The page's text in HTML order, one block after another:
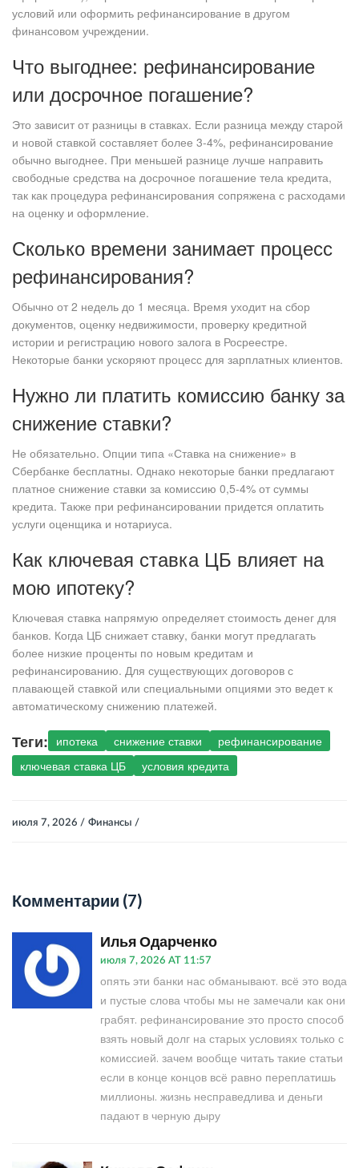
условий или оформить рефинансирование в другом
финансовом учреждении.
Что выгоднее: рефинансирование
или досрочное погашение?
Это зависит от разницы в ставках. Если разница между старой
и новой ставкой составляет более 3-4%, рефинансирование
обычно выгоднее. При меньшей разнице лучше направить
свободные средства на досрочное погашение тела кредита,
так как процедура рефинансирования сопряжена с расходами
на оценку и оформление.
Сколько времени занимает процесс
рефинансирования?
Обычно от 2 недель до 1 месяца. Время уходит на сбор
документов, оценку недвижимости, проверку кредитной
истории и регистрацию нового залога в Росреестре.
Некоторые банки ускоряют процесс для зарплатных клиентов.
Нужно ли платить комиссию банку за
снижение ставки?
Не обязательно. Опции типа «Ставка на снижение» в
Сбербанке бесплатны. Однако некоторые банки предлагают
платное снижение ставки за комиссию 0,5-4% от суммы
кредита. Также при рефинансировании придется оплатить
услуги оценщика и нотариуса.
Как ключевая ставка ЦБ влияет на
мою ипотеку?
Ключевая ставка напрямую определяет стоимость денег для
банков. Когда ЦБ снижает ставку, банки могут предлагать
более низкие проценты по новым кредитам и
рефинансированию. Для существующих договоров с
плавающей ставкой или специальными опциями это ведет к
автоматическому снижению платежей.
Теги: ипотека снижение ставки
рефинансирование
ключевая ставка ЦБ
условия кредита
июля 7, 2026 / Финансы /
Комментарии (7)
Илья Одарченко
июля 7, 2026 AT 11:57
опять эти банки нас обманывают. всё это вода
и пустые слова чтобы мы не замечали как они
грабят. рефинансирование это просто способ
взять новый долг на старых условиях только с
комиссией. зачем вообще читать такие статьи
если в конце концов всё равно переплатишь
миллионы. жизнь несправедлива и деньги
падают в черную дыру